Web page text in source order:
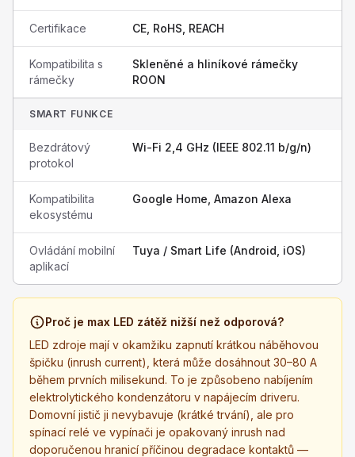
Certifikace CE, RoHS, REACH
Kompatibilita s
rámečky
Skleněné a hliníkové rámečky
ROON
SMART FUNKCE
Bezdrátový
protokol
Wi-Fi 2,4 GHz (IEEE 802.11 b/g/n)
Kompatibilita
ekosystému
Google Home, Amazon Alexa
Ovládání mobilní
aplikací
Tuya / Smart Life (Android, iOS)
Proč je max LED zátěž nižší než odporová?
LED zdroje mají v okamžiku zapnutí krátkou náběhovou
špičku (inrush current), která může dosáhnout 30–80 A
během prvních milisekund. To je způsobeno nabíjením
elektrolytického kondenzátoru v napájecím driveru.
Domovní jistič ji nevybavuje (krátké trvání), ale pro
spínací relé ve vypínači je opakovaný inrush nad
doporučenou hranicí příčinou degradace kontaktů —